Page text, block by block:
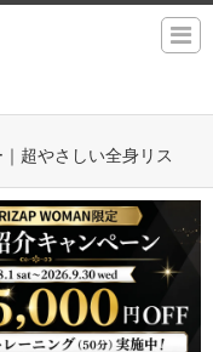
超やさしい全身リス